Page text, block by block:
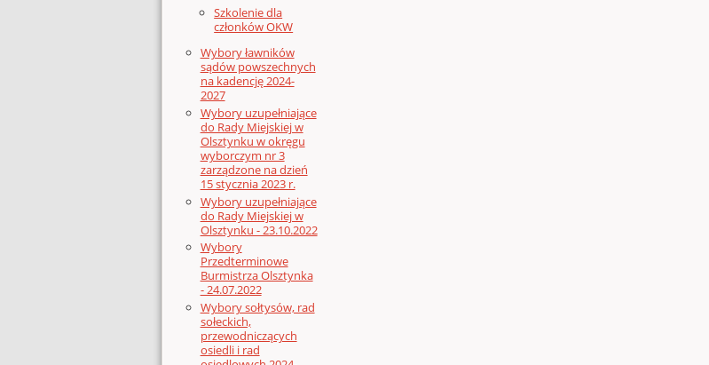
Szkolenie dla
członków OKW
Wybory ławników
sądów powszechnych
na kadencję 2024-
2027
Wybory uzupełniające
do Rady Miejskiej w
Olsztynku w okręgu
wyborczym nr 3
zarządzone na dzień
15 stycznia 2023 r.
Wybory uzupełniające
do Rady Miejskiej w
Olsztynku - 23.10.2022
Wybory
Przedterminowe
Burmistrza Olsztynka
- 24.07.2022
Wybory sołtysów, rad
sołeckich,
przewodniczących
osiedli i rad